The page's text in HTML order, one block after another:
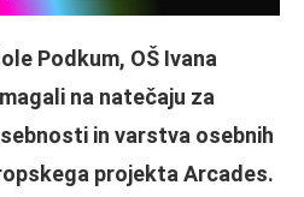
Podkum, OŠ Ivana
na natečaju za
in varstva osebnih
projekta Arcades.